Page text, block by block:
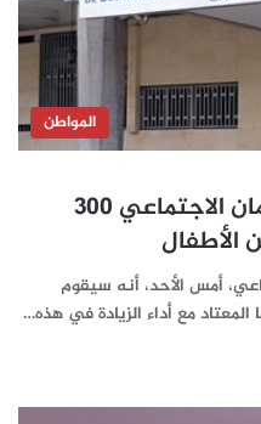
المواطن
تفاصيل صرف صندوق الضمان الاجتماعي 300
الأطفال
أمس الأحد، أنه سيقوم
مع أداء الزيادة في هذه…